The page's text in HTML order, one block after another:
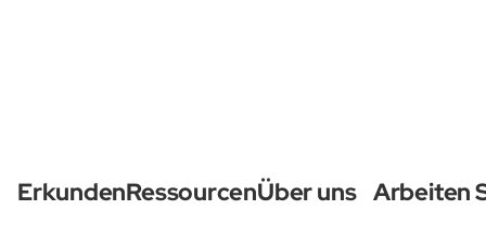
ErkundenRessourcenÜber uns Arbeiten